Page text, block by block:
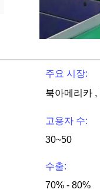
주요 시장:
고용자 수:
30~50
수출:
70% - 80%